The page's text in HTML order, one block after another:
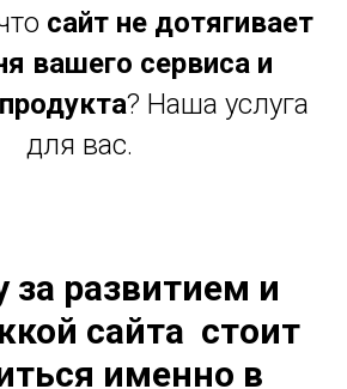
сайт не дотягивает
вашего сервиса и
? Наша услуга
для вас.
за развитием и
сайта стоит
именно в